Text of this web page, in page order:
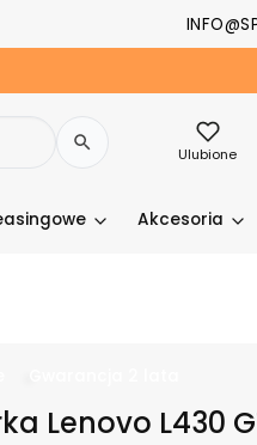
Ulubione
Akcesoria
Lenovo L430